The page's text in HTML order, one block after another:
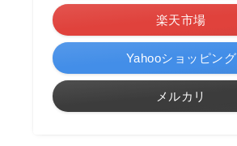
楽天市場
Yahooショッピング
メルカリ